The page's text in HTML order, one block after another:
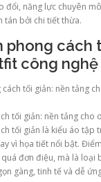
đổi, năng lực chuyên
tán bởi chi tiết thừa.
phong cách
công nghệ
tối giản: nền tảng cho
tối giản là kiểu áo tập
vì họa tiết nổi bật.
đơn điệu, mà là loại
gàng, tinh tế và dễ